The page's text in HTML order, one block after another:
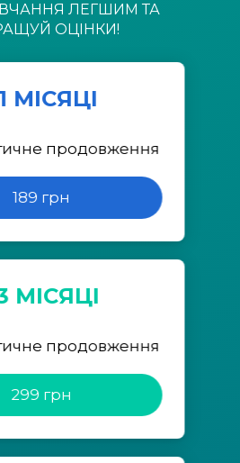
ЛЕГШИМ ТА
ОЦІНКИ!
МІСЯЦІ
продовження
189 грн
МІСЯЦІ
продовження
299 грн